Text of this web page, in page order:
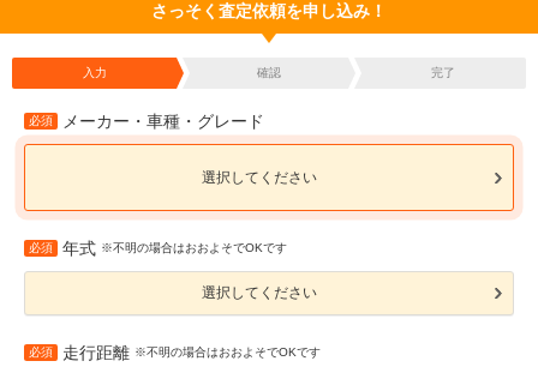
さっそく査定依頼を申し込み！
入力 確認 完了
必須 メーカー・車種・グレード
選択してください
必須 年式 ※不明の場合はおおよそでOKです
選択してください
必須 走行距離 ※不明の場合はおおよそでOKです